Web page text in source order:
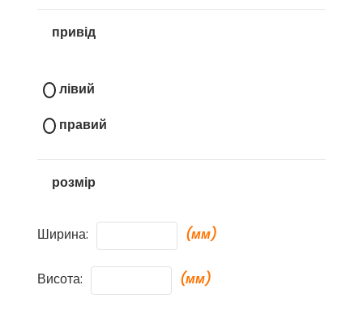
привід
лівий
правий
розмір
Ширина: (мм)
Висота: (мм)